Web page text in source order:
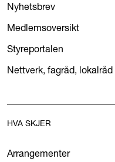
Nyhetsbrev
Medlemsoversikt
Styreportalen
Nettverk, fagråd, lokalråd
HVA SKJER
Arrangementer